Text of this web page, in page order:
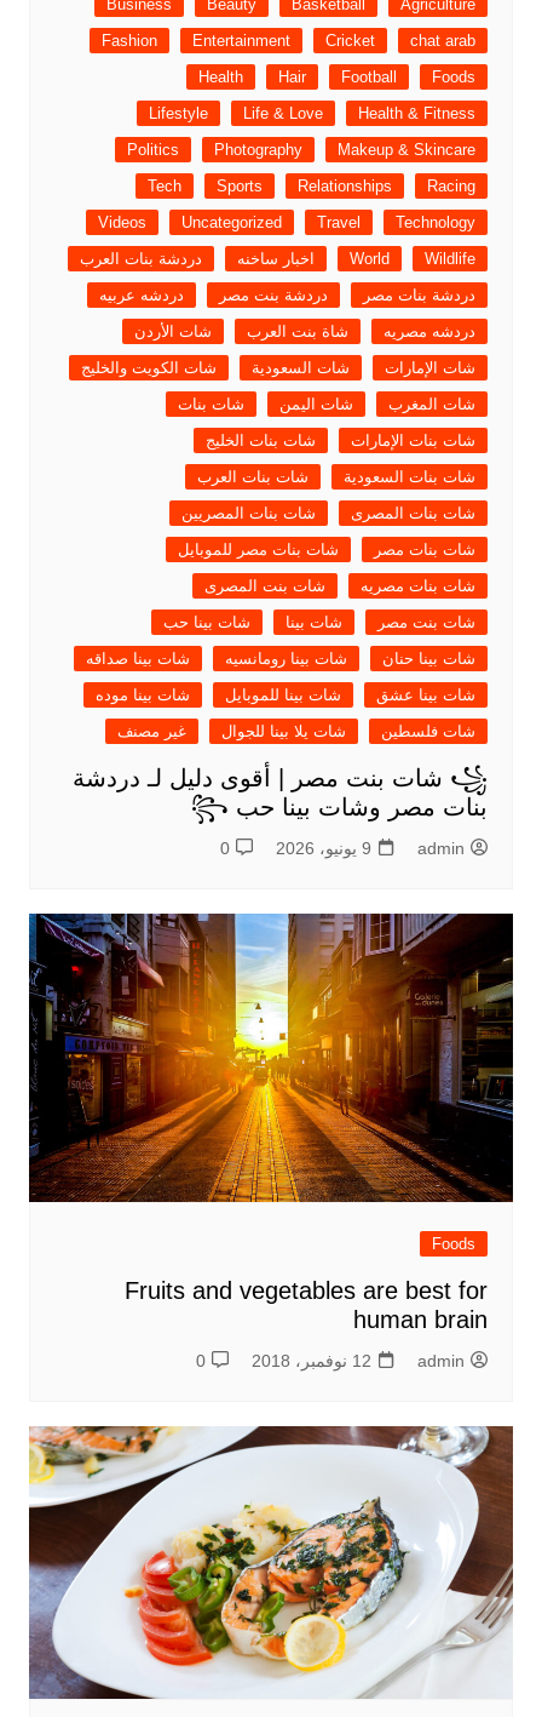
Agriculture
Basketball
Beauty
Business
chat arab
Cricket
Entertainment
Fashion
Foods
Football
Hair
Health
Health & Fitness
Life & Love
Lifestyle
Makeup & Skincare
Photography
Politics
Racing
Relationships
Sports
Tech
Technology
Travel
Uncategorized
Videos
Wildlife
World اخبار ساخنه
دردشة بنات العرب
دردشة بنات مصر
دردشة بنت مصر
دردشه عربيه
دردشه مصريه
شاة بنت العرب
شات الأردن
شات الإمارات
شات السعودية
شات الكويت والخليج
شات المغرب
شات اليمن
شات بنات
شات بنات الإمارات
شات بنات الخليج
شات بنات السعودية
شات بنات العرب
شات بنات المصرى
شات بنات المصريين
شات بنات مصر
شات بنات مصر للموبايل
شات بنات مصريه
شات بنت المصرى
شات بنت مصر
شات بينا
شات بينا حب
شات بينا حنان
شات بينا رومانسيه
شات بينا صداقه
شات بينا عشق
شات بينا للموبايل
شات بينا موده
شات فلسطين
شات يلا بينا للجوال غير مصنف
꧁ شات بنت مصر | أقوى دليل لـ دردشة
بنات مصر وشات بينا حب ꧂
admin 9 يونيو، 2026 0
Foods
Fruits and vegetables are best for
human brain
admin 12 نوفمبر، 2018 0